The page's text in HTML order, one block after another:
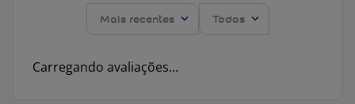
Mais recentes Todos
Carregando avaliações…